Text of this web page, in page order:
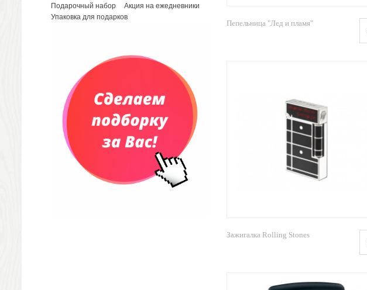
Пепельница "Лед и пламя"
Зажигалка Rolling Stones
Рюкзаки
Конференц-сумки
Несессеры и косметички
Портфели
Чехлы для планшетов и ноутбуков
Сумка на пояс или шею
Аксессуары
Женские сумки
Уютный дом
Текстиль для ванной комнаты
Подарочный набор Акция на ежедневники
Упаковка для подарков